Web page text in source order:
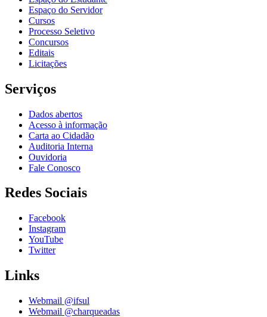
Espaço do Servidor
Cursos
Processo Seletivo
Concursos
Editais
Licitações
Serviços
Dados abertos
Acesso à informação
Carta ao Cidadão
Auditoria Interna
Ouvidoria
Fale Conosco
Redes Sociais
Facebook
Instagram
YouTube
Twitter
Links
Webmail @ifsul
Webmail @charqueadas